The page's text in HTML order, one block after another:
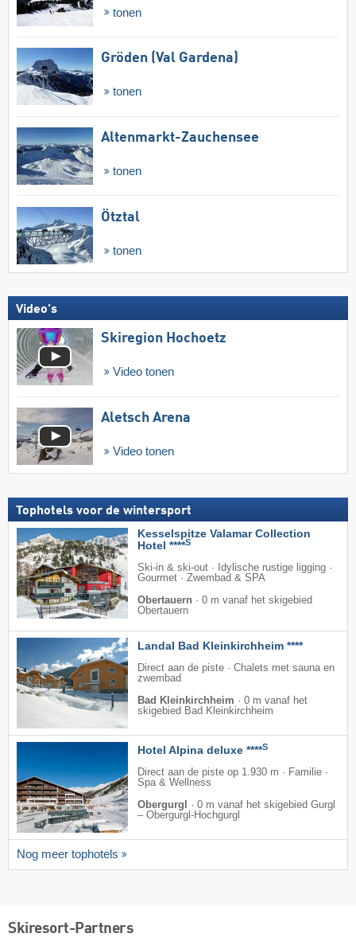
tonen
Gröden (Val Gardena)
tonen
Altenmarkt-Zauchensee
tonen
Ötztal
tonen
Video's
Skiregion Hochoetz
Video tonen
Aletsch Arena
Video tonen
Tophotels voor de wintersport
Kesselspitze Valamar Collection
Hotel ****S
Ski-in & ski-out · Idylische rustige ligging ·
Gourmet · Zwembad & SPA
Obertauern · 0 m vanaf het skigebied
Obertauern
Landal Bad Kleinkirchheim ****
Direct aan de piste · Chalets met sauna en
zwembad
Bad Kleinkirchheim · 0 m vanaf het
skigebied Bad Kleinkirchheim
Hotel Alpina deluxe ****S
Direct aan de piste op 1.930 m · Familie ·
Spa & Wellness
Obergurgl
· 0 m vanaf het skigebied Gurgl
– Obergurgl-Hochgurgl
Nog meer tophotels
Skiresort-Partners